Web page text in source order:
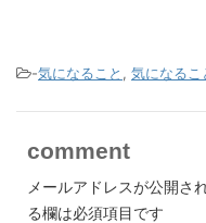
-気になること , 気になるこ
comment
メールアドレスが公開さ
る欄は必須項目です